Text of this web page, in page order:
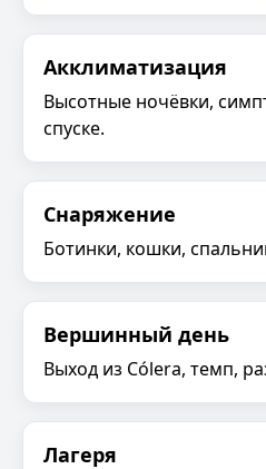
Акклиматизация
Высотные ночёвки,
спуске.
Снаряжение
Ботинки, кошки,
Вершинный день
Выход из Cólera, темп,
Лагеря